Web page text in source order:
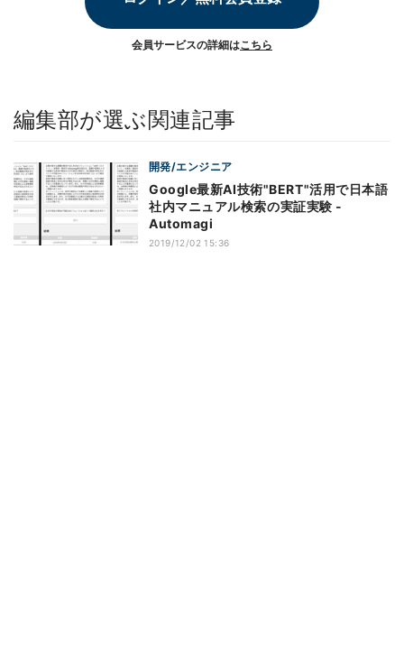
会員サービスの詳細はこちら
編集部が選ぶ関連記事
開発/エンジニア
Google最新AI技術"BERT"活用で日本語
社内マニュアル検索の実証実験 -
Automagi
2019/12/02 15:36